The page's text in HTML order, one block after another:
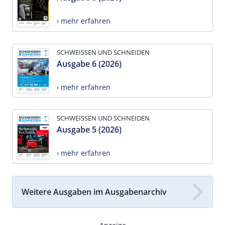
› mehr erfahren
SCHWEISSEN UND SCHNEIDEN
Ausgabe 6 (2026)
› mehr erfahren
SCHWEISSEN UND SCHNEIDEN
Ausgabe 5 (2026)
› mehr erfahren
Weitere Ausgaben im Ausgabenarchiv